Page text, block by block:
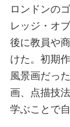
ロンドンの
レッジ・オ
後に教員や
けた。初期
風景画だっ
画、点描技
学ぶことで